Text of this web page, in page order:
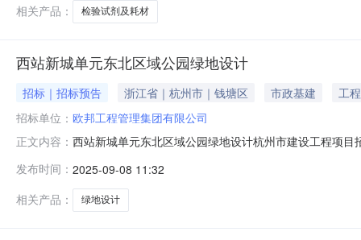
相关产品：
检验试剂及耗材
西站新城单元东北区域公园绿地设计
招标｜招标预告 浙江省｜杭州市｜钱塘区 市政基建
工程
招标单位： 欧邦工程管理集团有限公司
正文内容： 西站新城单元东北区域公园绿地设计杭州市建设工程项
相关配套设施，总用地面积约6公顷(以实测为准)。总投
招标
发布时间： 2025-09-08 11:32
相关产品：
绿地设计